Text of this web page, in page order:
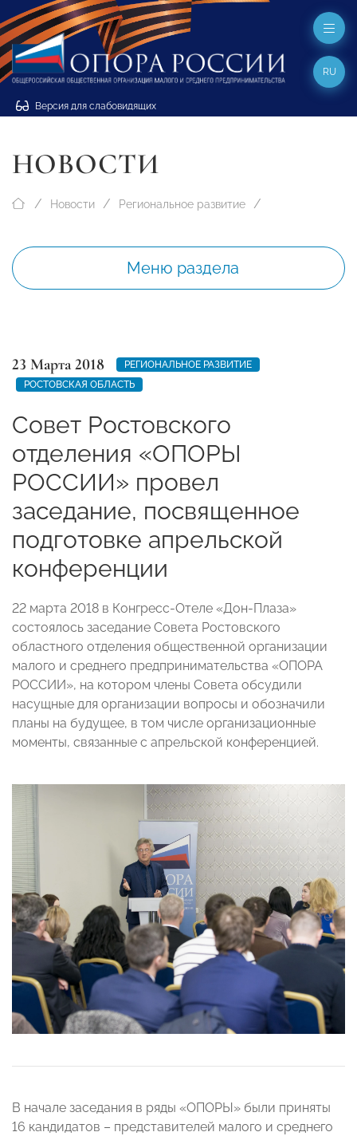
Версия для слабовидящих
RU
НОВОСТИ
Новости Региональное развитие
Меню раздела
23 Марта 2018
РЕГИОНАЛЬНОЕ РАЗВИТИЕ
РОСТОВСКАЯ ОБЛАСТЬ
Совет Ростовского
отделения «ОПОРЫ
РОССИИ» провел
заседание, посвященное
подготовке апрельской
конференции
22 марта 2018 в Конгресс-Отеле «Дон-Плаза»
состоялось заседание Совета Ростовского
областного отделения общественной организации
малого и среднего предпринимательства «ОПОРА
РОССИИ», на котором члены Совета обсудили
насущные для организации вопросы и обозначили
планы на будущее, в том числе организационные
моменты, связанные с апрельской конференцией.
В начале заседания в ряды «ОПОРЫ» были приняты
16 кандидатов – представителей малого и среднего